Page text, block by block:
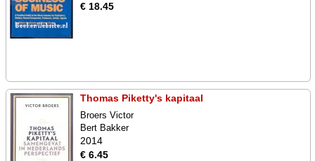
€ 18.45
Thomas Piketty's kapitaal
Broers Victor
Bert Bakker
2014
€ 6.45